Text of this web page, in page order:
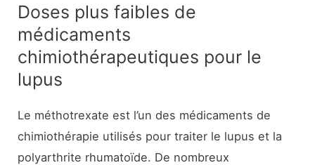
Doses plus faibles de
médicaments
chimiothérapeutiques pour le
lupus
Le méthotrexate est l’un des médicaments de
chimiothérapie utilisés pour traiter le lupus et la
polyarthrite rhumatoïde. De nombreux